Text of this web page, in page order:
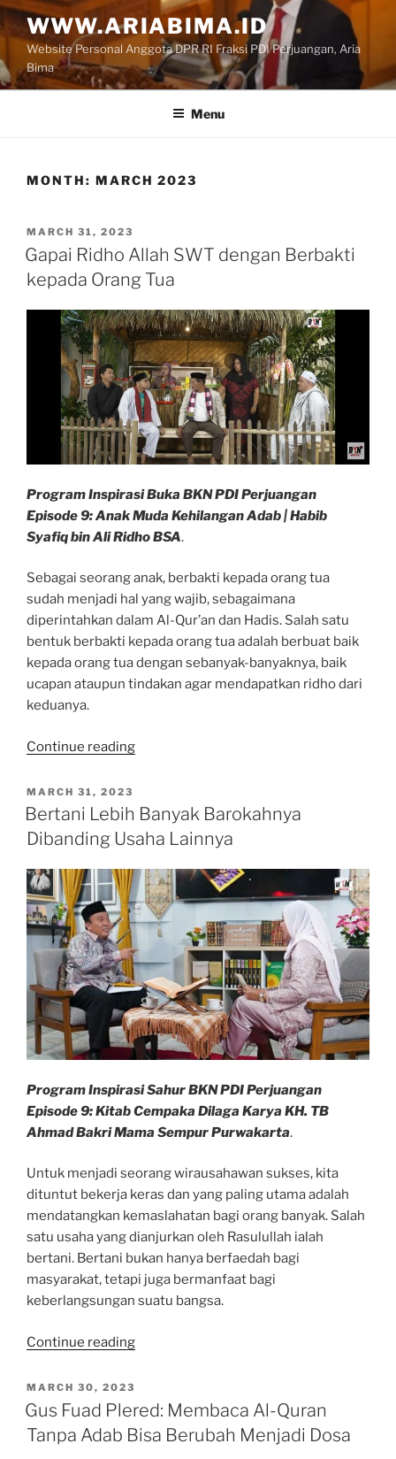
Skip
to
content
WWW.ARIABIMA.ID
Website Personal Anggota DPR RI Fraksi PDI Perjuangan, Aria
Bima
Menu
MONTH: MARCH 2023
POSTED
ON
MARCH 31, 2023
Gapai Ridho Allah SWT dengan Berbakti
kepada Orang Tua
Program Inspirasi Buka BKN PDI Perjuangan
Episode 9: Anak Muda Kehilangan Adab | Habib
Syafiq bin Ali Ridho BSA.
Sebagai seorang anak, berbakti kepada orang tua
sudah menjadi hal yang wajib, sebagaimana
diperintahkan dalam Al-Qur’an dan Hadis. Salah satu
bentuk berbakti kepada orang tua adalah berbuat baik
kepada orang tua dengan sebanyak-banyaknya, baik
ucapan ataupun tindakan agar mendapatkan ridho dari
keduanya.
Continue reading“Gapai
SWT
dengan
kepada
Orang
Tua”
POSTED
ON
MARCH 31, 2023
Bertani Lebih Banyak Barokahnya
Dibanding Usaha Lainnya
Program Inspirasi Sahur BKN PDI Perjuangan
Episode 9: Kitab Cempaka Dilaga Karya KH. TB
Ahmad Bakri Mama Sempur Purwakarta.
Untuk menjadi seorang wirausahawan sukses, kita
dituntut bekerja keras dan yang paling utama adalah
mendatangkan kemaslahatan bagi orang banyak. Salah
satu usaha yang dianjurkan oleh Rasulullah ialah
bertani. Bertani bukan hanya berfaedah bagi
masyarakat, tetapi juga bermanfaat bagi
keberlangsungan suatu bangsa.
Continue reading“Bertani
Barokahnya
Dibanding
Usaha
POSTED
ON
MARCH 30, 2023
Gus Fuad Plered: Membaca Al-Quran
Tanpa Adab Bisa Berubah Menjadi Dosa